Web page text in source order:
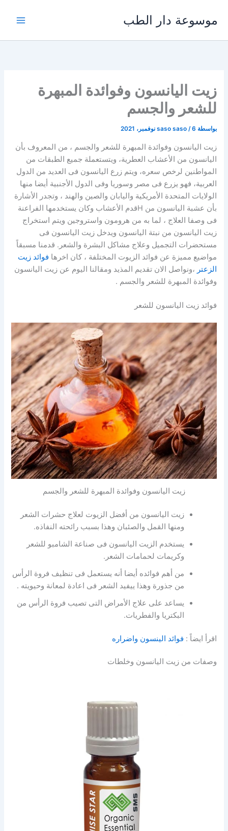
المحتوى
موسوعة دار الطب
زيت اليانسون وفوائدة المبهرة
للشعر والجسم
بواسطة saso saso /6 نوفمبر، 2021
زيت اليانسون وفوائدة المبهرة للشعر والجسم ، من المعروف بأن
اليانسون من الأعشاب العطرية، ويتستعملة جميع الطبقات من
المواطنين لرخص سعره، ويتم زرع اليانسون فى العديد من الدول
العربية، فهو يزرع فى مصر وسوريا وفى الدول الأجنبية أيضا منها
الولايات المتحدة الأمريكية واليابان والصين والهند ، وتجدر الأشارة
بأن عشبة اليانسون من Hقدم الأعشاب وكان يستخدمها الفراعنة
فى وصفا العلاج ، لما به من هرومون واستروجين ويتم استخراج
زيت اليانسون من نبتة اليانسون ويدخل زيت اليانسون فى
مستحضرات التجميل وعلاج مشاكل البشرة والشعر. قدمنا مسبقاً
مواضيع مميزة عن فوائد الزيوت المختلفة ، كان اخرها فوائد زيت
الزعتر ،ونواصل الان تقديم المذيد ومقالنا اليوم عن زيت اليانسون
وفوائدة المبهرة للشعر والجسم .
فوائد زيت اليانسون للشعر
زيت اليانسون وفوائدة المبهرة للشعر والجسم
زيت اليانسون من أفضل الزيوت لعلاج حشرات الشعر
ومنها القمل والصئبان وهذا بسبب رائحته النفاذه.
يستخدم الزيت اليانسون فى صناعة الشامبو للشعر
وكريمات لحمامات الشعر.
من أهم فوائده أيضا أنه يستعمل فى تنظيف فروة الرأس
من جذورة وهذا ييفيد الشعر فى اعادة لمعانة وحيويته .
يساعد على علاج الأمراض التى تصيب فروة الرأس من
البكتريا والفطريات.
اقرأ ايضاً : فوائد الينسون واضراره
وصفات من زيت اليانسون وخلطات